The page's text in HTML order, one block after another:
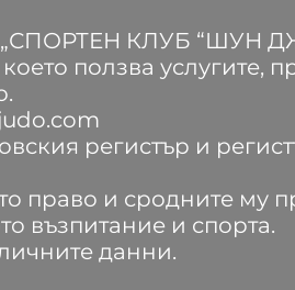
„СПОРТЕН КЛУБ “ШУН
ползва услугите,
регистър и
право и сродните му
възпитание и спорта.
данни.